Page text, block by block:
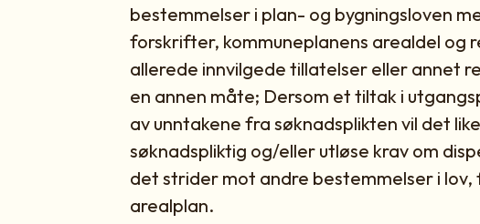
bestemmelser i plan- og bygningsloven
forskrifter, kommuneplanens arealdel og
allerede innvilgede tillatelser eller annet
en annen måte; Dersom et tiltak i
av unntakene fra søknadsplikten vil det
søknadspliktig og/eller utløse krav om
det strider mot andre bestemmelser i
arealplan.